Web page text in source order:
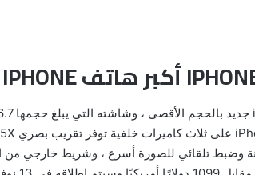
وضبط تلقائي للصورة أسرع ، وشريط خارجي من